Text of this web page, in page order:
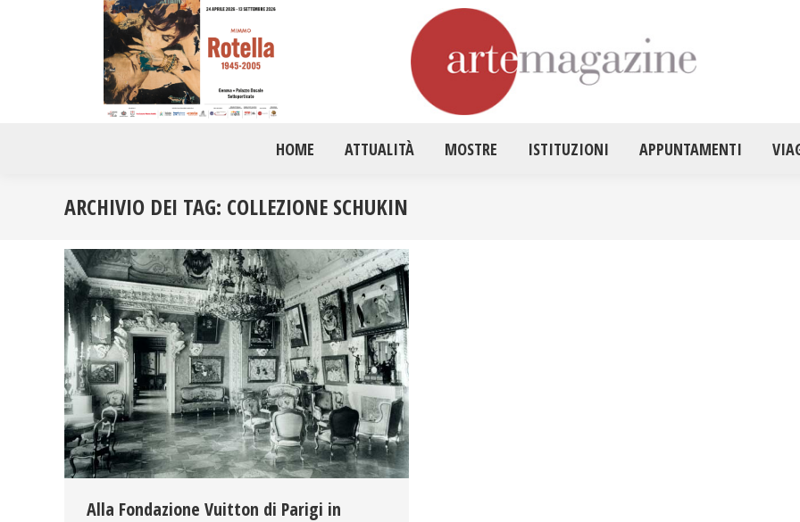
HOME ATTUALITÀ MOSTRE ISTITUZIONI APPUNTAMENTI
ARCHIVIO DEI TAG: COLLEZIONE SCHUKIN
Alla Fondazione Vuitton di Parigi in
HOME